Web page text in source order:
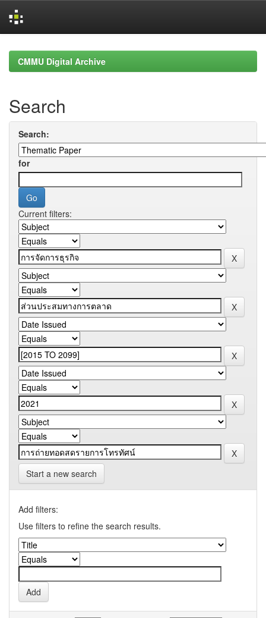
navigationCMMU Digital Archive
Search
Search:
for
Current filters:
Start a new search
Add filters:
Use filters to refine the search results.